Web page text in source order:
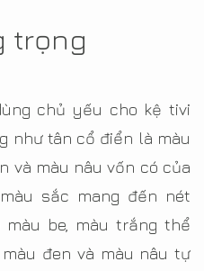
trọng
chủ yếu cho kệ tivi
như tân cổ điển là màu
và màu nâu vốn có của
sắc mang đến nét
be, màu trắng thể
đen và màu nâu tự